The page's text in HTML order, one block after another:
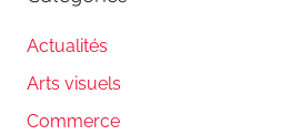
Actualités
Arts visuels
Commerce